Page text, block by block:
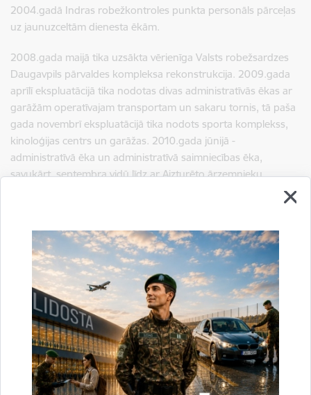
2004.gadā Indras robežkontroles punkta personāls pārceļas
uz jaunuzceltām dienesta ēkām.
2008.gada maijā tika uzsākta vērienīga Valsts robežsardzes
Daugavpils pārvaldes kompleksa rekonstrukcija. 2009.gada
aprīlī ekspluatācijā tika nodotas divas administratīvās ēkas ar
garāžām operatīvajam transportam un sakaru tornis, tā paša
gada novembrī ekspluatācijā tika nodots sporta komplekss,
kinoloģijas centrs un garāžas. 2010.gada jūnijā -
administratīvā ēka un administratīvā saimniecības ēka,
savukārt, septembra vidū līdz ar Aizturēto ārzemnieku
izmitināšanas centra „Daugavpils" nodošanu ekspluatācijā tika
Valsts robežsardzes Daugavpils pārvaldi ir vadījuši:
No 1991. gada 13. decembra majors Dmitrijs Stepanovs
No 1993.gada 29.decembra bataljonu komandē majors
Aivars Latkovskis
No 1994.gada 1.septembra par bataljona komandieri tiek
iecelts pulkvežleitnants Leonīds Lasmanis
1995.gada 10.februārī 4. Daugavpils bataljona vadīšanu